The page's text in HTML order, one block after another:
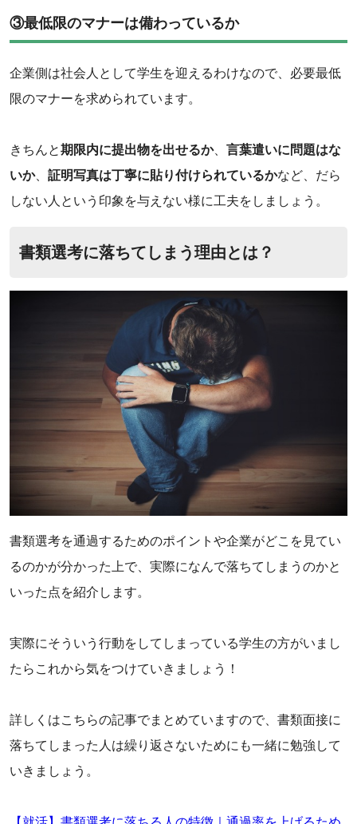
③最低限のマナーは備わっているか
企業側は社会人として学生を迎えるわけなので、必要最低
限のマナーを求められています。
きちんと期限内に提出物を出せるか、 言葉遣いに問題はな
いか、 証明写真は丁寧に貼り付けられているかなど、だら
しない人という印象を与えない様に工夫をしましょう。
書類選考に落ちてしまう理由とは？
‌書類選考を通過するためのポイントや企業がどこを見てい
るのかが分かった上で、実際になんで落ちてしまうのかと
いった点を紹介します。
実際にそういう行動をしてしまっている学生の方がいまし
たらこれから気をつけていきましょう！
詳しくはこちらの記事でまとめていますので、書類面接に
落ちてしまった人は繰り返さないためにも一緒に勉強して
いきましょう。